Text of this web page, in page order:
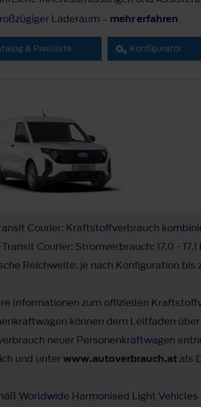
Laderaum – mehr erfahren
& Preisliste Konfigurator
Courier: Kraftstoffverbrauch
Transit Courier: Stromverbrauch: 17,0 -
Reichweite: je nach Konfiguration bis
Informationen zum offiziellen
können dem Leitfaden
neuer Personenkraftwagen
und unterwww.autoverbrauch.at als
Worldwide Harmonised Light